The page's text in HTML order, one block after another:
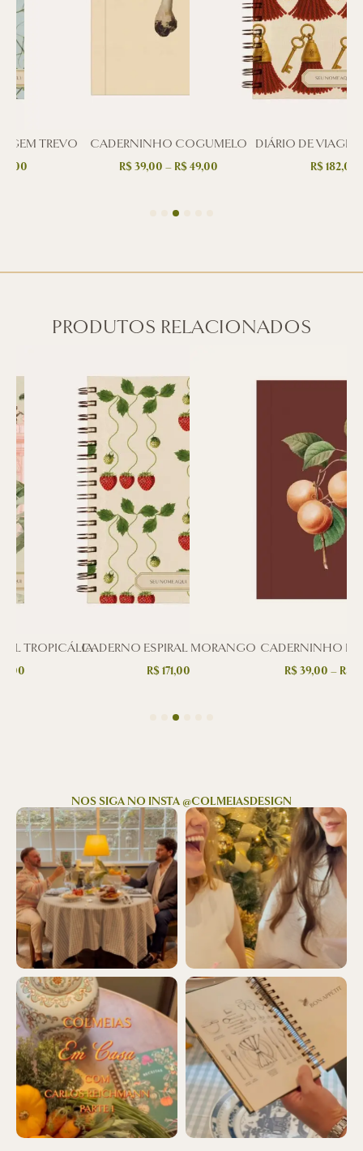
TREVO CADERNINHO COGUMELO
R$39,00 – R$49,00
DIÁRIO DE
R$182,00
PRODUTOS RELACIONADOS
TROPICÁLIACADERNO ESPIRAL MORANGO
R$171,00
CADERNINHO
R$39,00 – R$
NOS SIGA NO INSTA @COLMEIASDESIGN